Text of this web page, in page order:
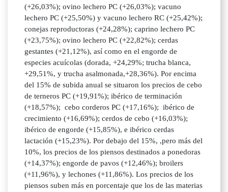
(+26,03%); ovino lechero PC (+26,03%); vacuno
lechero PC (+25,50%) y vacuno lechero RC (+25,42%);
conejas reproductoras (+24,28%); caprino lechero PC
(+23,75%); ovino lechero PC (+22,82%); cerdas
gestantes (+21,12%), así como en el engorde de
especies acuícolas (dorada, +24,29%; trucha blanca,
+29,51%, y trucha asalmonada,+28,36%). Por encima
del 15% de subida anual se situaron los precios de cebo
de terneros PC (+19,91%); ibérico de terminación
(+18,57%); cebo corderos PC (+17,16%); ibérico de
crecimiento (+16,69%); cerdos de cebo (+16,03%);
ibérico de engorde (+15,85%), e ibérico cerdas
lactación (+15,23%). Por debajo del 15%, ,pero más del
10%, los precios de los piensos destinados a ponedoras
(+14,37%); engorde de pavos (+12,46%); broilers
(+11,96%), y lechones (+11,86%). Los precios de los
piensos suben más en porcentaje que los de las materias